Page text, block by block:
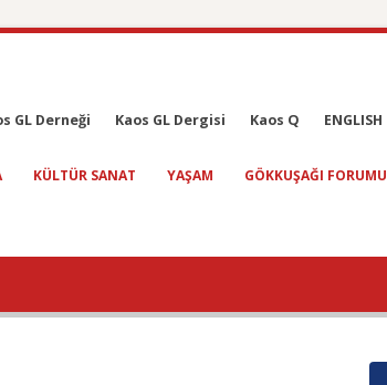
GL Derneği Kaos GL Dergisi Kaos Q ENGLISH
KÜLTÜR SANAT YAŞAM GÖKKUŞAĞI FORUMU